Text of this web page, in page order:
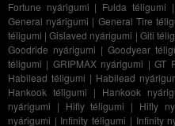
Fortune nyárigumi | Fulda téligumi |
General nyárigumi | General Tire
téligumi |Gislaved nyárigumi | Giti
Goodride nyárigumi | Goodyear
téligumi | GRIPMAX nyárigumi |GT
Habilead téligumi | Habilead
Hankook téligumi | Hankook
nyárigumi | Hifly téligumi | Hifly
nyárigumi | Infinity téligumi | Infinity